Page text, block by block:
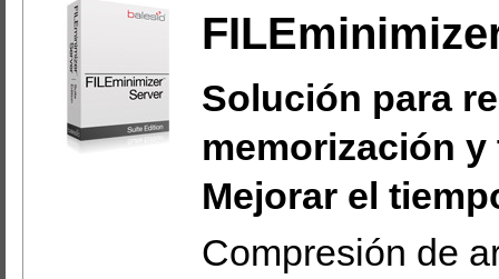
Solución para
memorización
Mejorar el
Compresión de